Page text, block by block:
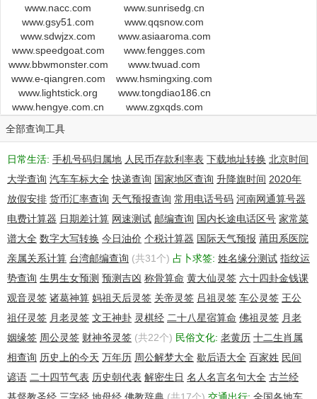
Registrant Phone: +86.5168387511
Registrant Phone Ext:
Registrant Fax: +86.5168387511
Registrant Fax Ext:
Registrant Email: jsxz1220@163.com
Registry Admin ID: Not Available From Registry
Admin Name: ning sun
Admin Organization: ning sun
Admin Street: xuzhoushi lantiandalou bangonglou 401shi
Admin State/Province: JS
Admin Postal Code: 221000
Admin Country: cn
Admin Phone: +86.5168387511
Admin Phone Ext:
Admin Fax: +86.5168387511
Admin Fax Ext:
Admin Email: jsxz1220@163.com
Registry Tech ID: Not Available From Registry
Tech Name: ning sun
Tech Organization: ning sun
Tech Street: xuzhoushi lantiandalou bangonglou 401shi
Tech City: xuzhou
Tech State/Province: JS
Tech Postal Code: 221000
Tech Country: cn
Tech Phone: +86.5168387511
www.nacc.com
www.sunrisedg.cn
www.gsy51.com
www.qqsnow.com
www.sdwjzx.com
www.asiaaroma.com
www.speedgoat.com
www.fengges.com
www.bbwmonster.com
www.twuad.com
www.e-qiangren.com
www.hsmingxing.com
www.lightstick.org
www.tongdiao186.cn
www.hengye.com.cn
www.zgxqds.com
全部查询工具
日常生活: 手机号码归属地 人民币存款利率表 下载地址转换 北京时间
大学查询 汽车车标大全 快递查询 国家地区查询 升降旗时间 2020年
放假安排 货币汇率查询 天气预报查询 常用电话号码 河南网通算号器
电费计算器 日期差计算 网速测试 邮编查询 国内长途电话区号 家常菜
谱大全 数字大写转换 今日油价 个税计算器 国际天气预报 莆田系医院
亲属关系计算 台湾邮编查询 (共31个) 占卜求签: 姓名缘分测试 指纹运
势查询 生男生女预测 预测吉凶 称骨算命 黄大仙灵签 六十四卦金钱课
观音灵签 诸葛神算 妈祖天后灵签 关帝灵签 吕祖灵签 车公灵签 王公
祖仔灵签 月老灵签 文王神卦 灵棋经 二十八星宿算命 佛祖灵签 月老
姻缘签 周公灵签 财神爷灵签 (共22个) 民俗文化: 老黄历 十二生肖属
相查询 历史上的今天 万年历 周公解梦大全 歇后语大全 百家姓 民间
谚语 二十四节气表 历史朝代表 解密生日 名人名言名句大全 古兰经